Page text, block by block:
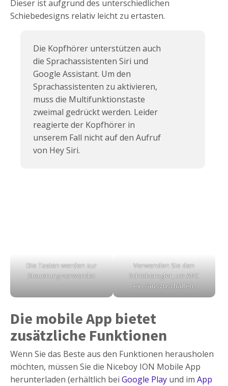
Dieser ist aufgrund des unterschiedlichen
Schiebedesigns relativ leicht zu ertasten.
Die Kopfhörer unterstützen auch
die Sprachassistenten Siri und
Google Assistant. Um den
Sprachassistenten zu aktivieren,
muss die Multifunktionstaste
zweimal gedrückt werden. Leider
reagierte der Kopfhörer in
unserem Fall nicht auf den Aufruf
von Hey Siri.
Die Tasten werden zur
Steuerung verwendet
Verwenden Sie den
Schieberegler, um ANC
ein-/auszuschalten.
Die mobile App bietet
zusätzliche Funktionen
Wenn Sie das Beste aus den Funktionen herausholen
möchten, müssen Sie die Niceboy ION Mobile App
herunterladen (erhältlich bei Google Play und im App